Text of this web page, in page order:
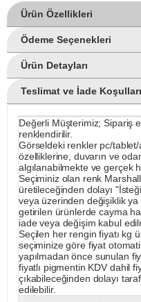
Ürün Özellikleri
Ödeme Seçenekleri
Ürün Detayları
Teslimat ve İade Koşulları
Değerli Müşterimiz; Sipariş
renklendirilir.
Görseldeki renkler pc/tablet/
özelliklerine, duvarın ve
algılanabilmekte ve gerçek
Seçiminiz olan renk
üretileceğinden dolayı
veya üzerinden değişiklik
getirilen ürünlerde cayma
iade veya değişim kabul
Seçilen her rengin fiyatı kg
seçiminize göre fiyat
yapılmadan önce sunulan
fiyatlı pigmentin KDV dahil
çıkabileceğinden dolayı
edilebilir.